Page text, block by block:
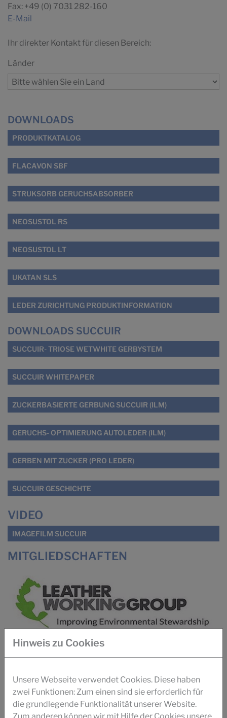
Fax: +49 (0) 7031 282-160
E-Mail
Ihr direkter Kontakt für diesen Bereich:
Länder
DOWNLOADS
PRODUKTKATALOG
FLACAVON SBF
STRUKSORB GERUCHSABSORBER
NEOSUSTOL RS
NEOSUSTOL LT
UKATAN SLS
LEDER ZURICHTUNG PRODUKTINFORMATION
DOWNLOADS SUCCUIR
SUCCUIR- TRIOSE WETWHITE GERBYSTEM
SUCCUIR WHITEPAPER
ZUCKERBASIERTE GERBUNG SUCCUIR (ILM)
GERUCHS- OPTIMIERUNG AUTOLEDER (ILM)
GERBEN MIT ZUCKER (PRO LEDER)
SUCCUIR GESCHICHTE
VIDEO
IMAGEFILM SUCCUIR
MITGLIEDSCHAFTEN
Download Mitgliedschafts- Zertifikat
Hinweis zu Cookies
Unsere Webseite verwendet Cookies. Diese haben
zwei Funktionen: Zum einen sind sie erforderlich für
die grundlegende Funktionalität unserer Website.